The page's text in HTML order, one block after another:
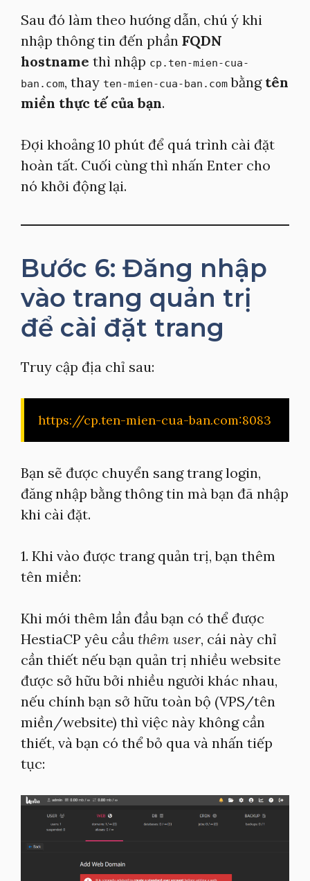
Sau đó làm theo hướng dẫn, chú ý khi
nhập thông tin đến phần FQDN
hostname thì nhập cp.ten-mien-cua-
ban.com, thay ten-mien-cua-ban.com bằng tên
miền thực tế của bạn.
Đợi khoảng 10 phút để quá trình cài đặt
hoàn tất. Cuối cùng thì nhấn Enter cho
nó khởi động lại.
Bước 6: Đăng nhập
vào trang quản trị
để cài đặt trang
Truy cập địa chỉ sau:
https://cp.ten-mien-cua-ban.com:8083
Bạn sẽ được chuyển sang trang login,
đăng nhập bằng thông tin mà bạn đã nhập
khi cài đặt.
1. Khi vào được trang quản trị, bạn thêm
tên miền:
Khi mới thêm lần đầu bạn có thể được
HestiaCP yêu cầu thêm user, cái này chỉ
cần thiết nếu bạn quản trị nhiều website
được sở hữu bởi nhiều người khác nhau,
nếu chính bạn sở hữu toàn bộ (VPS/tên
miền/website) thì việc này không cần
thiết, và bạn có thể bỏ qua và nhấn tiếp
tục: